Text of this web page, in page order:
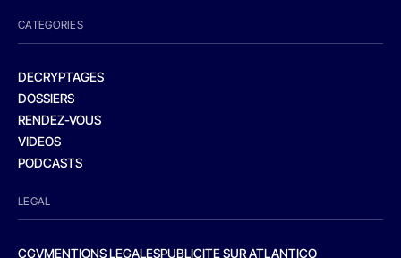
CATEGORIES
DECRYPTAGES
DOSSIERS
RENDEZ-VOUS
VIDEOS
PODCASTS
LEGAL
CGVMENTIONS LEGALESPUBLICITE SUR ATLANTICO